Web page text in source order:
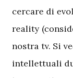
cercare di
reality
nostra tv. Si
intellettuali